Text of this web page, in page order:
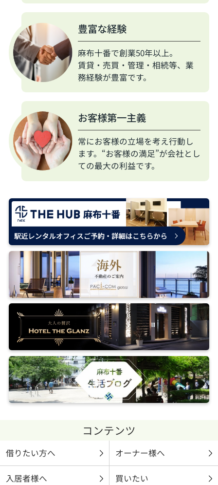
豊富な経験
麻布十番で創業50年以上。
賃貸・売買・管理・相続等、業
務経験が豊富です。
お客様第一主義
常にお客様の立場を考え行動し
ます。“お客様の満足”が会社とし
ての最大の利益です。
コンテンツ
借りたい方へ オーナー様へ
入居者様へ 買いたい